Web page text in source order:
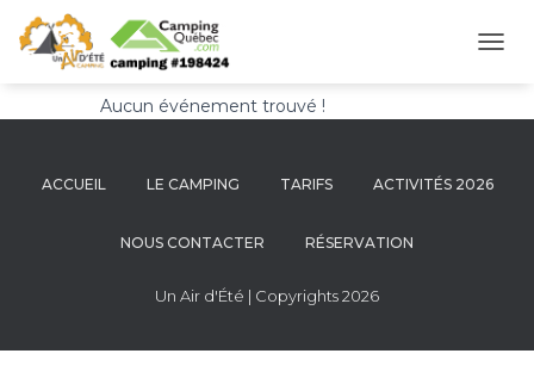
Karaoké
Aucun événement trouvé !
ACCUEIL LE CAMPING TARIFS ACTIVITÉS 2026
NOUS CONTACTER RÉSERVATION
Un Air d'Été | Copyrights 2026